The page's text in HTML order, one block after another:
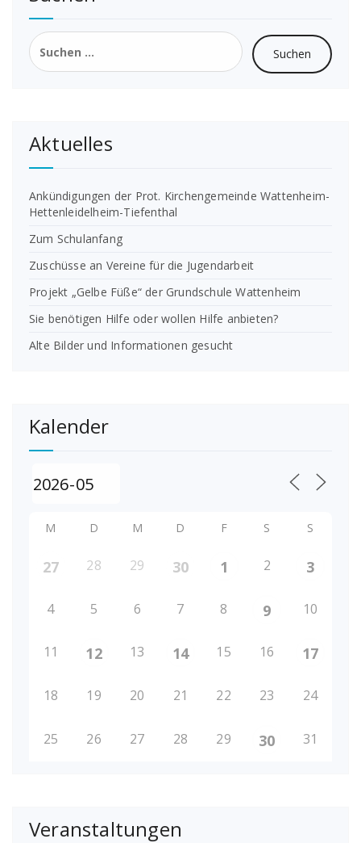
Suchen
nach:
Aktuelles
Ankündigungen der Prot. Kirchengemeinde Wattenheim-
Hettenleidelheim-Tiefenthal
Zum Schulanfang
Zuschüsse an Vereine für die Jugendarbeit
Projekt „Gelbe Füße“ der Grundschule Wattenheim
Sie benötigen Hilfe oder wollen Hilfe anbieten?
Alte Bilder und Informationen gesucht
Kalender
M D M D F S S
27 28 29 30 1 2 3
4 5 6 7 8 9 10
11 12 13 14 15 16 17
18 19 20 21 22 23 24
25 26 27 28 29 30 31
Veranstaltungen